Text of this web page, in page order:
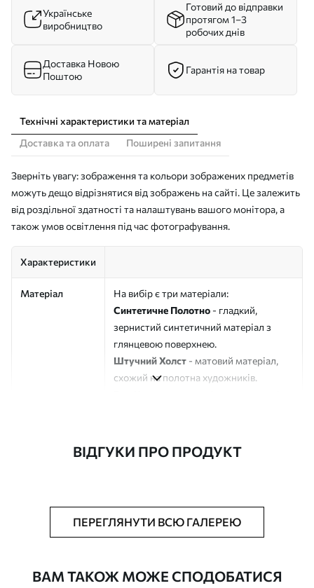
Українське
виробництво
Готовий до відправки
протягом 1–3
робочих днів
Доставка Новою
Поштою
Гарантія на товар
Технічні характеристики та матеріал
Доставка та оплата
Поширені запитання
Зверніть увагу: зображення та кольори зображених предметів
можуть дещо відрізнятися від зображень на сайті. Це залежить
від роздільної здатності та налаштувань вашого монітора, а
також умов освітлення під час фотографування.
Характеристики
Матеріал
На вибір є три матеріали:
Синтетичне Полотно - гладкий,
зернистий синтетичний матеріал з
глянцевою поверхнею.
Штучний Холст - матовий матеріал,
схожий на полотна художників.
Додатково Можна додати лакове покриття.
ВІДГУКИ ПРО ПРОДУКТ
ПЕРЕГЛЯНУТИ ВСЮ ГАЛЕРЕЮ
ВАМ ТАКОЖ МОЖЕ СПОДОБАТИСЯ